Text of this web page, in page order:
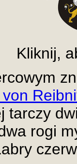
Kliknij,
von
tarczy
rogi